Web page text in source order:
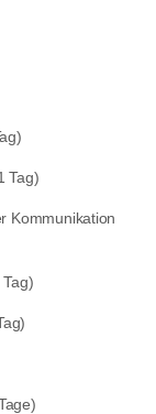
Tag)
Kommunikation